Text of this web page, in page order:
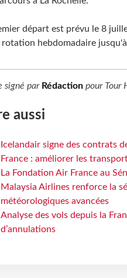
départ est prévu le 8
rotation hebdomadaire
signé par Rédactionpour Tour
aussi
Icelandair signe des contrats
France : améliorer les
La Fondation Air France au
Malaysia Airlines renforce la
météorologiques avancées
Analyse des vols depuis la
d’annulations